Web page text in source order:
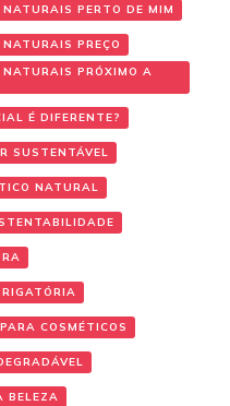
PERTO DE MIM
PREÇO
PRÓXIMO A
É DIFERENTE?
SUSTENTÁVEL
NATURAL
COSMÉTICOS
BELEZA